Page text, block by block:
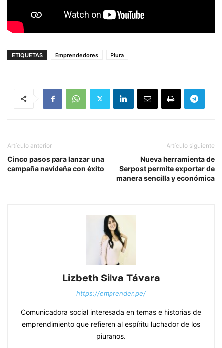
ETIQUETAS Emprendedores Piura
Artículo anterior
Cinco pasos para lanzar una
campaña navideña con éxito
Artículo siguiente
Nueva herramienta de
Serpost permite exportar de
manera sencilla y económica
Lizbeth Silva Távara
https://emprender.pe/
Comunicadora social interesada en temas e historias de
emprendimiento que refieren al espíritu luchador de los
piuranos.